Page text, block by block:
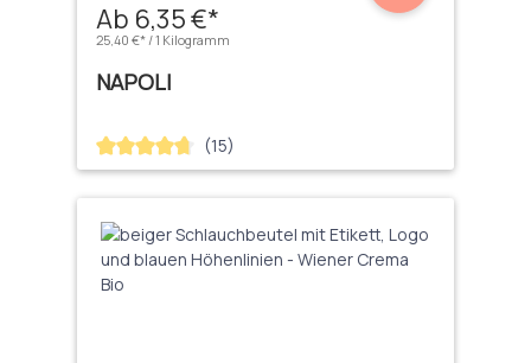
Ab 6,35 €*
25,40 €* / 1 Kilogramm
NAPOLI
Durchschnittliche Bewertung von 4.67 von 5 Sternen
(15)